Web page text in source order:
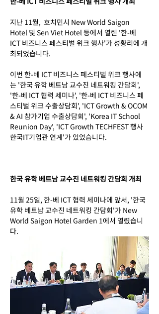
지난 11월,  호치민시 New World Saigon
Hotel 및 Sen Viet Hotel 등에서 열린 '한-베
ICT 비즈니스 페스티벌 위크 행사'가 성황리에 개
최되었습니다.
이번 한-베 ICT 비즈니스 페스티벌 위크 행사에
는 '한국 유학 베트남 교수진 네트워킹 간담회',
'한-베 ICT 협력 세미나', '한-베 ICT 비즈니스 페
스티벌 위크 수출상담회', 'ICT Growth & OCOM
& AI 참가기업 수출상담회', 'Korea IT School
Reunion Day', 'ICT Growth TECHFEST 행사
한국IT기업관 연계'가 있었습니다.
한국 유학 베트남 교수진 네트워킹 간담회 개최
11월 25일, 한-베 ICT 협력 세미나에 앞서, '한국
유학 베트남 교수진 네트워킹 간담회'가 New
World Saigon Hotel Garden 1에서 열렸습니
다.